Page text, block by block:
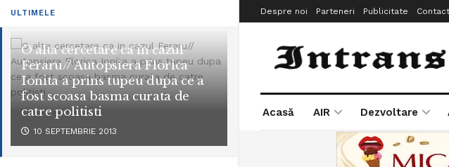
ULTIMELE
O alta cercetare ca in cazul
Feraru// Autopsiera Florica
Ionita a prins tupeu dupa ce a
fost scoasa basma curata de
catre politisti
10 SEPTEMBRIE 2013
Despre noi Parteneri Publicitate Contact
Acasă AIR Dezvoltare